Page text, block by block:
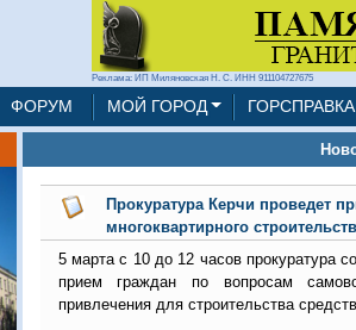
Реклама: ИП Миляновская Н. С. ИНН 911104727675
ФОРУМ МОЙ ГОРОД ГОРСПРАВКА
Прокуратура Керчи проведет
многоквартирного
5 марта с 10 до 12 часов прокуратура
прием граждан по вопросам
привлечения для строительства